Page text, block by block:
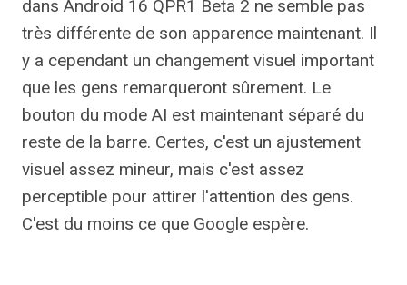
dans Android 16 QPR1 Beta 2 ne semble pas
très différente de son apparence maintenant. Il
y a cependant un changement visuel important
que les gens remarqueront sûrement. Le
bouton du mode AI est maintenant séparé du
reste de la barre. Certes, c'est un ajustement
visuel assez mineur, mais c'est assez
perceptible pour attirer l'attention des gens.
C'est du moins ce que Google espère.